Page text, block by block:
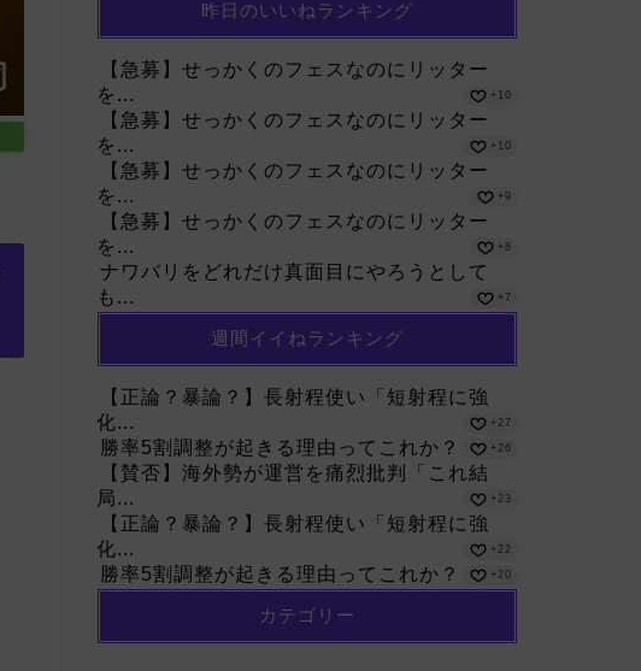
昨日のいいねランキング
【急募】せっかくのフェスなのにリッター
を...
+10
【急募】せっかくのフェスなのにリッター
を...
+10
【急募】せっかくのフェスなのにリッター
を...
+9
【急募】せっかくのフェスなのにリッター
を...
+8
ナワバリをどれだけ真面目にやろうとして
も...
+7
週間イイねランキング
【正論？暴論？】長射程使い「短射程に強
化...
+27
勝率5割調整が起きる理由ってこれか？ +26
【賛否】海外勢が運営を痛烈批判「これ結
局...
+23
【正論？暴論？】長射程使い「短射程に強
化...
+22
勝率5割調整が起きる理由ってこれか？ +20
カテゴリー